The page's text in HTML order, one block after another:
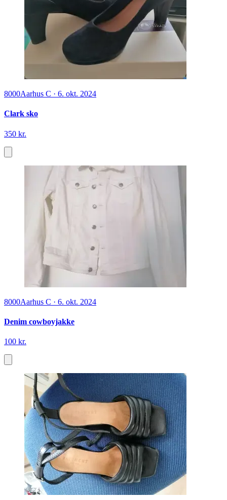
8000Aarhus C · 6. okt. 2024
Clark sko
350 kr.
8000Aarhus C · 6. okt. 2024
Denim cowboyjakke
100 kr.